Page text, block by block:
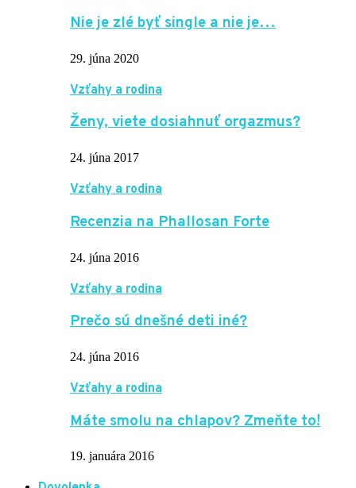
Nie je zlé byť single a nie je…
29. júna 2020
Vzťahy a rodina
Ženy, viete dosiahnuť orgazmus?
24. júna 2017
Vzťahy a rodina
Recenzia na Phallosan Forte
24. júna 2016
Vzťahy a rodina
Prečo sú dnešné deti iné?
24. júna 2016
Vzťahy a rodina
Máte smolu na chlapov? Zmeňte to!
19. januára 2016